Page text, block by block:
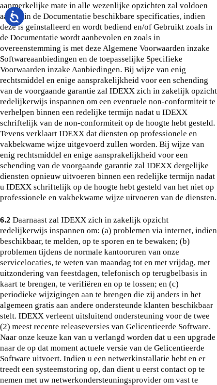
aanmerkelijke mate in alle wezenlijke opzichten zal voldoen
aan de in de Documentatie beschikbare specificaties, indien
deze is geïnstalleerd en wordt bediend en/of Gebruikt zoals in
de Documentatie wordt aanbevolen en zoals in
overeenstemming is met deze Algemene Voorwaarden inzake
Softwareaanbiedingen en de toepasselijke Specifieke
Voorwaarden inzake Aanbiedingen. Bij wijze van enig
rechtsmiddel en enige aansprakelijkheid voor een schending
van de voorgaande garantie zal IDEXX zich in zakelijk opzicht
redelijkerwijs inspannen om een eventuele non-conformiteit te
verhelpen binnen een redelijke termijn nadat u IDEXX
schriftelijk van de non-conformiteit op de hoogte hebt gesteld.
Tevens verklaart IDEXX dat diensten op professionele en
vakbekwame wijze uitgevoerd zullen worden. Bij wijze van
enig rechtsmiddel en enige aansprakelijkheid voor een
schending van de voorgaande garantie zal IDEXX dergelijke
diensten opnieuw uitvoeren binnen een redelijke termijn nadat
u IDEXX schriftelijk op de hoogte hebt gesteld van het niet op
professionele en vakbekwame wijze uitvoeren van de diensten.
6.2 Daarnaast zal IDEXX zich in zakelijk opzicht
redelijkerwijs inspannen om: (a) problemen via internet, indien
beschikbaar, te melden, op te sporen en te bewaken; (b)
problemen tijdens de normale kantooruren van onze
servicelocaties, te weten van maandag tot en met vrijdag, met
uitzondering van feestdagen, telefonisch op terugbelbasis in
kaart te brengen, te verifiëren en op te lossen; en (c)
periodieke wijzigingen aan te brengen die zij anders in het
algemeen gratis aan andere ondersteunde klanten beschikbaar
stelt. IDEXX verleent uitsluitend ondersteuning voor de twee
(2) meest recente releaseversies van Gelicentieerde Software.
Naar onze keuze kan van u verlangd worden dat u een upgrade
naar de op dat moment actuele versie van de Gelicentieerde
Software uitvoert. Indien u een netwerkinstallatie hebt en er
treedt een systeemstoring op, dan dient u eerst contact op te
nemen met uw netwerkondersteuningsprovider om vast te